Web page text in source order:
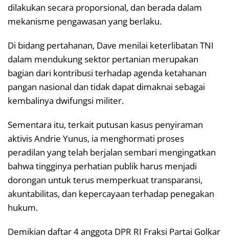
dilakukan secara proporsional, dan berada dalam
mekanisme pengawasan yang berlaku.
Di bidang pertahanan, Dave menilai keterlibatan TNI
dalam mendukung sektor pertanian merupakan
bagian dari kontribusi terhadap agenda ketahanan
pangan nasional dan tidak dapat dimaknai sebagai
kembalinya dwifungsi militer.
Sementara itu, terkait putusan kasus penyiraman
aktivis Andrie Yunus, ia menghormati proses
peradilan yang telah berjalan sembari mengingatkan
bahwa tingginya perhatian publik harus menjadi
dorongan untuk terus memperkuat transparansi,
akuntabilitas, dan kepercayaan terhadap penegakan
hukum.
Demikian daftar 4 anggota DPR RI Fraksi Partai Golkar